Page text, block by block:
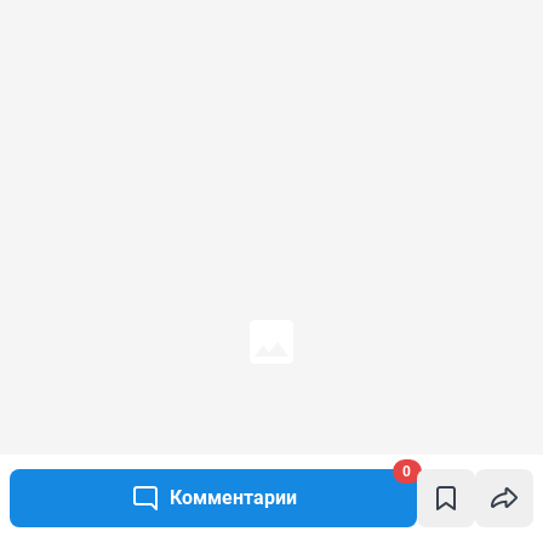
Комментарии
0